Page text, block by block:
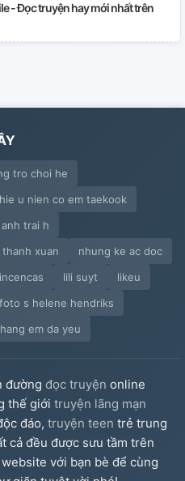
- Đọc truyện hay mới nhất trên
tro choi he
u nien co em taekook
trai h
thanh xuan
nhung ke ac doc
lili suyt
likeu
s helene hendriks
em da yeu
đường đọc truyện online
thế giới truyện lãng mạn
đáo, truyện teen trẻ trung
cả đều được sưu tầm trên
với bạn bè để cùng